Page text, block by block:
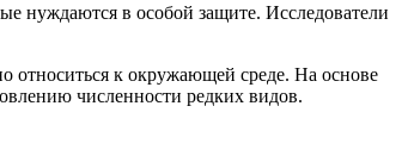
нуждаются в особой защите. Исследователи
относиться к окружающей среде. На основе
численности редких видов.